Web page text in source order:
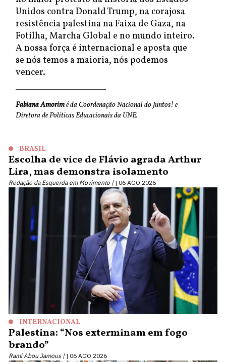
Unidos contra Donald Trump, na corajosa
resistência palestina na Faixa de Gaza, na
Fotilha, Marcha Global e no mundo inteiro.
A nossa força é internacional e aposta que
se nós temos a maioria, nós podemos
vencer.
Fabiana Amorimé da Coordenação Nacional do Juntos! e
Diretora de Políticas Educacionais da UNE.
BRASIL
Escolha de vice de Flávio agrada Arthur
Lira, mas demonstra isolamento
Redação da Esquerda em Movimento | 06 AGO 2026
INTERNACIONAL
Palestina: “Nos exterminam em fogo
brando”
Rami Abou Jamous | 06 AGO 2026